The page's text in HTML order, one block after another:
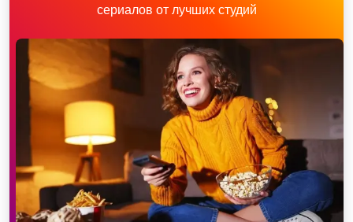
сериалов от лучших студий